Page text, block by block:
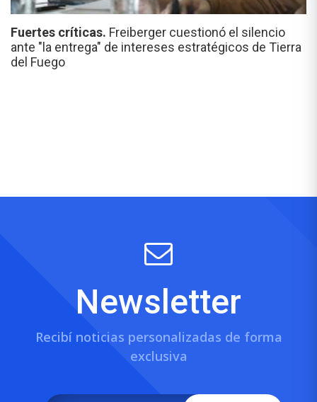
Fuertes críticas. Freiberger cuestionó el silencio
ante "la entrega" de intereses estratégicos de Tierra
del Fuego
Newsletter
Recibí noticias personalizadas de forma
exclusiva